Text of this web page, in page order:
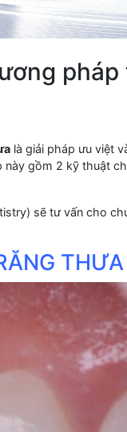
pháp
là giải pháp ưu việt
này gồm 2 kỹ thuật
sẽ tư vấn cho
THƯA